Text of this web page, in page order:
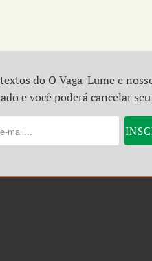
do O Vaga-Lume e
e você poderá cancelar